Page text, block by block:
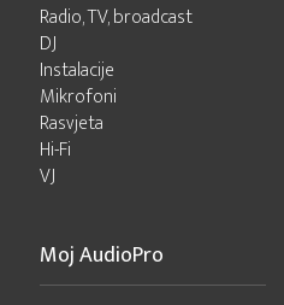
Radio, TV, broadcast
DJ
Instalacije
Mikrofoni
Rasvjeta
Hi-Fi
VJ
Moj AudioPro